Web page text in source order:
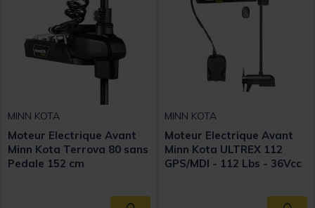
MINN KOTA
Moteur Electrique Avant
Minn Kota Terrova 80 sans
Pedale 152 cm
MINN KOTA
Moteur Electrique Avant
Minn Kota ULTREX 112
GPS/MDI - 112 Lbs - 36Vcc